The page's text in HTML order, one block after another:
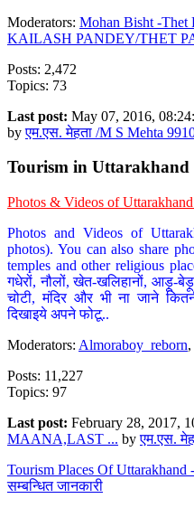
Moderators: Mohan Bisht -Thet
KAILASH PANDEY/THET
Posts: 2,472
Topics: 73
Last post: May 07, 2016,
byएम.एस. मेहता /M S Mehta
Tourism in Uttarakhand
Photos & Videos of Uttarakhand
Photos and Videos of
photos). You can also share
temples and other religious
गधेरों, नौलों, खेत-खलिहानों, आड़ू-
चोटी, मंदिर और भी ना जाने
दिखाइये अपने फोटू..
Moderators: Almoraboy_reborn,
Posts: 11,227
Topics: 97
Last post: February 28, 2017,
MAANA,LAST ... byएम.एस.
Tourism Places Of Uttarakhand
सम्बन्धित जानकारी